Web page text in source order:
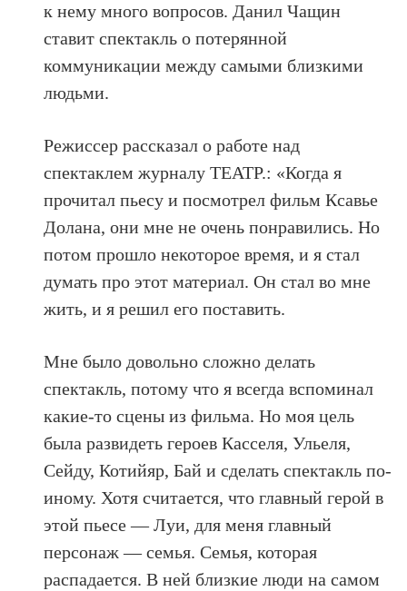
к нему много вопросов. Данил Чащин
ставит спектакль о потерянной
коммуникации между самыми близкими
людьми.
Режиссер рассказал о работе над
спектаклем журналу ТЕАТР.: «Когда я
прочитал пьесу и посмотрел фильм Ксавье
Долана, они мне не очень понравились. Но
потом прошло некоторое время, и я стал
думать про этот материал. Он стал во мне
жить, и я решил его поставить.
Мне было довольно сложно делать
спектакль, потому что я всегда вспоминал
какие-то сцены из фильма. Но моя цель
была развидеть героев Касселя, Ульеля,
Сейду, Котийяр, Бай и сделать спектакль по-
иному. Хотя считается, что главный герой в
этой пьесе — Луи, для меня главный
персонаж — семья. Семья, которая
распадается. В ней близкие люди на самом